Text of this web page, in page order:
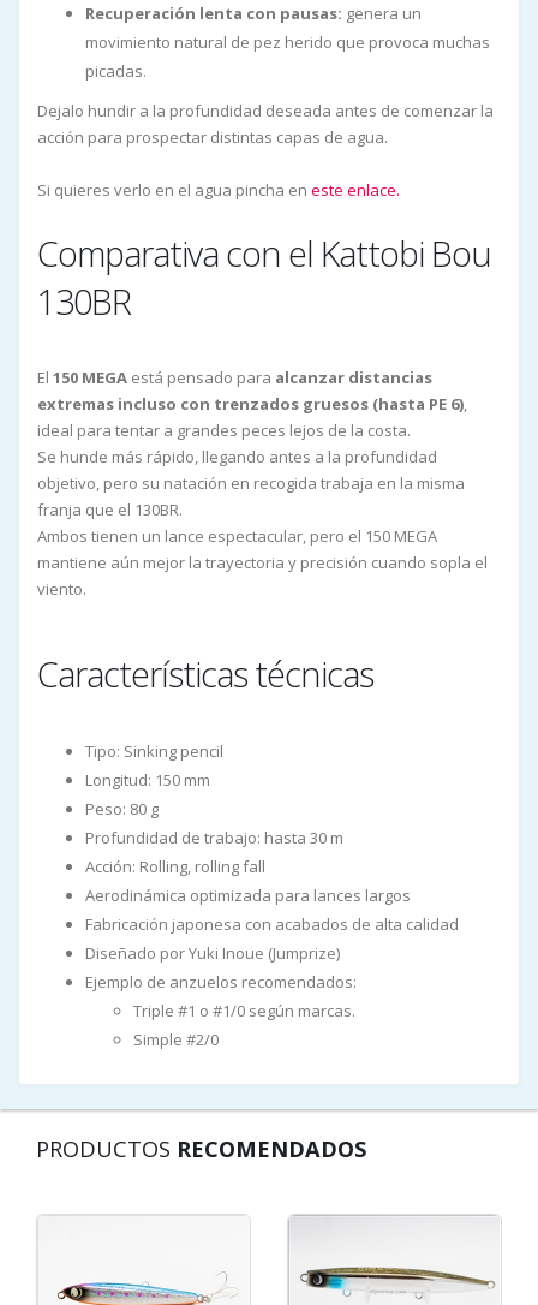
Recuperación lenta con pausas: genera un
movimiento natural de pez herido que provoca muchas
picadas.
Dejalo hundir a la profundidad deseada antes de comenzar la
acción para prospectar distintas capas de agua.
Si quieres verlo en el agua pincha en este enlace.
Comparativa con el Kattobi Bou
130BR
El 150 MEGA está pensado para alcanzar distancias
extremas incluso con trenzados gruesos (hasta PE 6),
ideal para tentar a grandes peces lejos de la costa.
Se hunde más rápido, llegando antes a la profundidad
objetivo, pero su natación en recogida trabaja en la misma
franja que el 130BR.
Ambos tienen un lance espectacular, pero el 150 MEGA
mantiene aún mejor la trayectoria y precisión cuando sopla el
viento.
Características técnicas
Tipo: Sinking pencil
Longitud: 150 mm
Peso: 80 g
Profundidad de trabajo: hasta 30 m
Acción: Rolling, rolling fall
Aerodinámica optimizada para lances largos
Fabricación japonesa con acabados de alta calidad
Diseñado por Yuki Inoue (Jumprize)
Ejemplo de anzuelos recomendados:
Triple #1 o #1/0 según marcas.
Simple #2/0
PRODUCTOS RECOMENDADOS